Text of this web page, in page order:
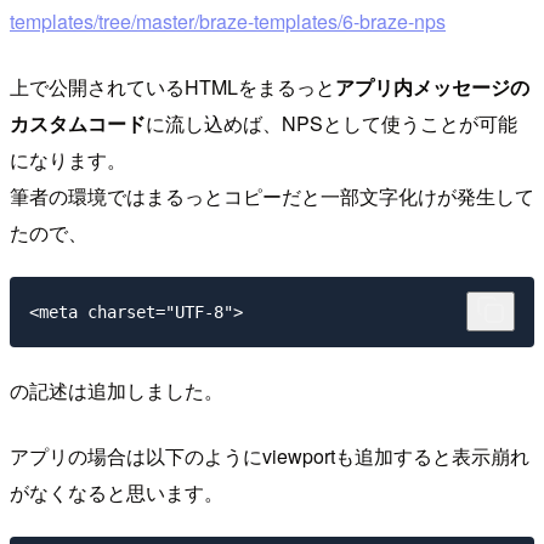
templates/tree/master/braze-templates/6-braze-nps
上で公開されているHTMLをまるっとアプリ内メッセージの
カスタムコードに流し込めば、NPSとして使うことが可能
になります。
筆者の環境ではまるっとコピーだと一部文字化けが発生して
たので、
の記述は追加しました。
アプリの場合は以下のようにviewportも追加すると表示崩れ
がなくなると思います。